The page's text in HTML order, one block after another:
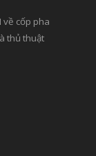
về cốp pha
thủ thuật